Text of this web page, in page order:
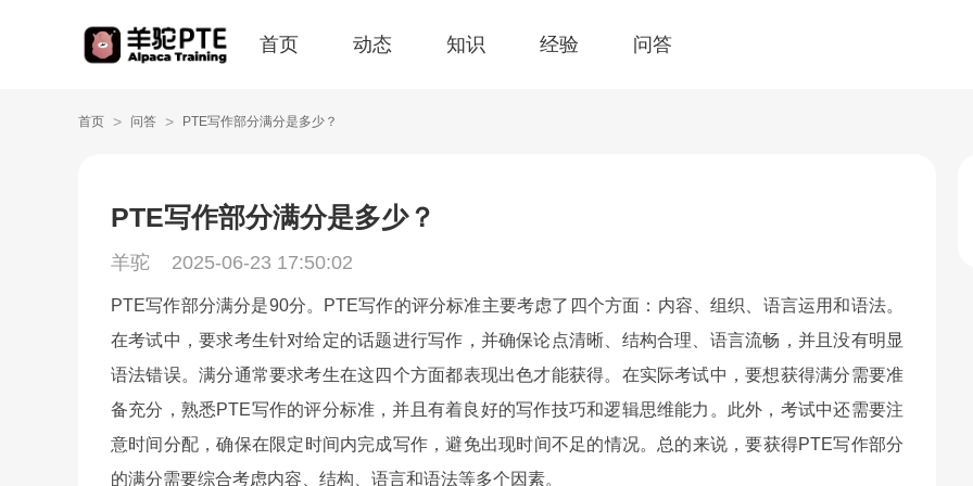
首页 动态 知识 经验 问答
首页 > 问答 > PTE写作部分满分是多少？
PTE写作部分满分是多少？
羊驼 2025-06-23 17:50:02
PTE写作部分满分是90分。PTE写作的评分标准主要考虑了四个方面：内容、组织、语言运用和语法。
在考试中，要求考生针对给定的话题进行写作，并确保论点清晰、结构合理、语言流畅，并且没有明显
语法错误。满分通常要求考生在这四个方面都表现出色才能获得。在实际考试中，要想获得满分需要准
备充分，熟悉PTE写作的评分标准，并且有着良好的写作技巧和逻辑思维能力。此外，考试中还需要注
意时间分配，确保在限定时间内完成写作，避免出现时间不足的情况。总的来说，要获得PTE写作部分
的满分需要综合考虑内容、结构、语言和语法等多个因素。